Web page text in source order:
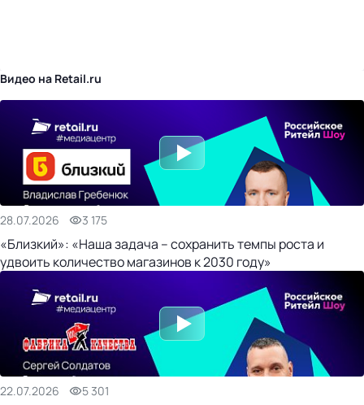
Видео на Retail.ru
28.07.2026 3 175
«Близкий»: «Наша задача – сохранить темпы роста и
удвоить количество магазинов к 2030 году»
22.07.2026 5 301